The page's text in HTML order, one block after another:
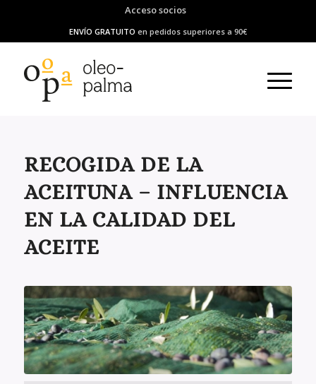
Acceso socios
ENVÍO GRATUITO en pedidos superiores a 90€
RECOGIDA DE LA
ACEITUNA – INFLUENCIA
EN LA CALIDAD DEL
ACEITE